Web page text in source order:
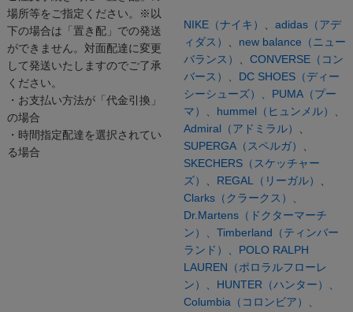
場所等をご指定ください。※以
下の場合は「置き配」での発送
ができません。対面配達に変更
して発送いたしますのでご了承
ください。
・お支払い方法が「代金引換」
の場合
・時間指定配達を選択されてい
る場合
NIKE（ナイキ）
adidas（アデ
ィダス）
new balance（ニュー
バランス）
CONVERSE（コン
バース）、 DC SHOES（ディー
シーシューズ）、 PUMA（プー
マ）、 hummel（ヒュンメル）、
Admiral（アドミラル）
SUPERGA（スペルガ）
SKECHERS（スケッチャー
ズ）
REGAL（リーガル）
Clarks（クラークス）、
Dr.Martens（ドクターマーチ
ン）、 Timberland（ティンバー
ランド）、 POLO RALPH
LAUREN（ポロラルフローレ
ン）、 HUNTER（ハンター）、
Columbia（コロンビア）、